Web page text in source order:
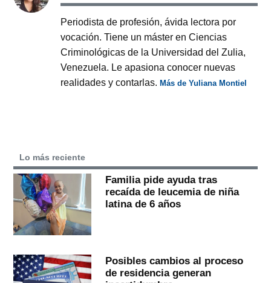
Periodista de profesión, ávida lectora por
vocación. Tiene un máster en Ciencias
Criminológicas de la Universidad del Zulia,
Venezuela. Le apasiona conocer nuevas
realidades y contarlas.Más de Yuliana Montiel
Lo más reciente
Familia pide ayuda tras
recaída de leucemia de niña
latina de 6 años
Posibles cambios al proceso
de residencia generan